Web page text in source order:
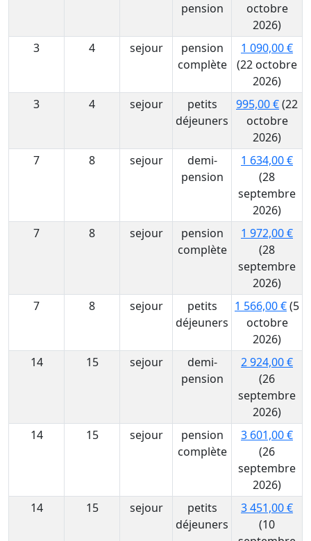
pension
octobre
2026)
3
4 sejour
pension
complète
1 090,00 €
(22 octobre
2026)
3
4 sejour
petits
déjeuners
995,00 €(22
octobre
2026)
7
8 sejour
demi-
pension
1 634,00 €
(28
septembre
2026)
7
8 sejour
pension
complète
1 972,00 €
(28
septembre
2026)
7
8 sejour
petits
déjeuners
1 566,00 €(5
octobre
2026)
14
15 sejour
demi-
pension
2 924,00 €
(26
septembre
2026)
14
15 sejour
pension
complète
3 601,00 €
(26
septembre
2026)
14
15 sejour
petits
déjeuners
3 451,00 €
(10